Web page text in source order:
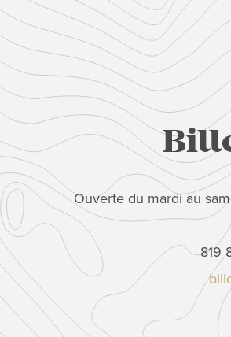
Ouverte du mardi au
819